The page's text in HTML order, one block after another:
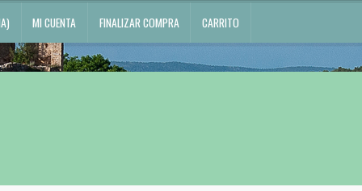
MI CUENTA FINALIZAR COMPRA CARRITO